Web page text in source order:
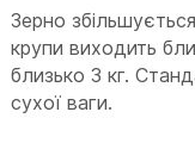
Зерно
крупи виходить
близько 3 кг.
сухої ваги.